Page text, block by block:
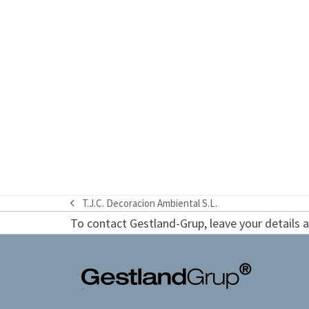
previous
post:
T.J.C. Decoracion Ambiental S.L.
To contact Gestland-Grup, leave your details